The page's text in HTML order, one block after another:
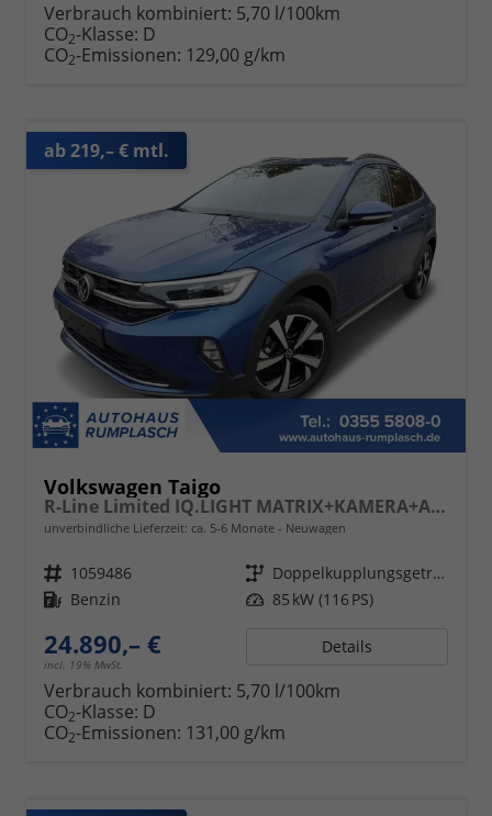
Verbrauch kombiniert: 5,70 l/100km
CO2-Klasse: D
CO2-Emissionen: 129,00 g/km
ab 219,– € mtl.
Volkswagen Taigo
R-Line Limited IQ.LIGHT MATRIX+KAMERA+ACC
unverbindliche Lieferzeit: ca. 5-6 Monate Neuwagen
Fahrzeugnr. 1059486 Getriebe
Doppelkupplungsgetriebe (DSG)
Kraftstoff Benzin Leistung 85 kW (116 PS)
24.890,– €
incl. 19% MwSt.
Details
Verbrauch kombiniert: 5,70 l/100km
CO2-Klasse: D
CO2-Emissionen: 131,00 g/km